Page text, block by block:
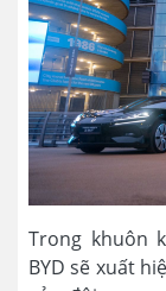
Trong khuôn
BYD sẽ xuất